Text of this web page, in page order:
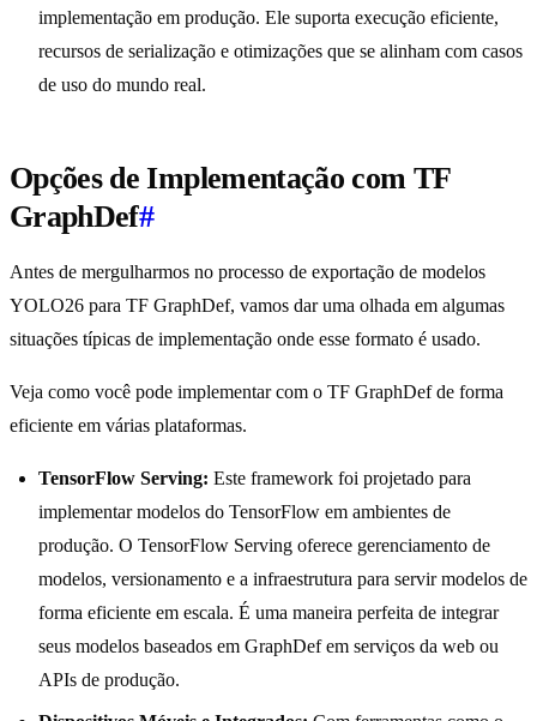
implementação em produção. Ele suporta execução eficiente,
recursos de serialização e otimizações que se alinham com casos
de uso do mundo real.
Opções de Implementação com TF
GraphDef#
Antes de mergulharmos no processo de exportação de modelos
YOLO26 para TF GraphDef, vamos dar uma olhada em algumas
situações típicas de implementação onde esse formato é usado.
Veja como você pode implementar com o TF GraphDef de forma
eficiente em várias plataformas.
TensorFlow Serving: Este framework foi projetado para
implementar modelos do TensorFlow em ambientes de
produção. O TensorFlow Serving oferece gerenciamento de
modelos, versionamento e a infraestrutura para servir modelos de
forma eficiente em escala. É uma maneira perfeita de integrar
seus modelos baseados em GraphDef em serviços da web ou
APIs de produção.